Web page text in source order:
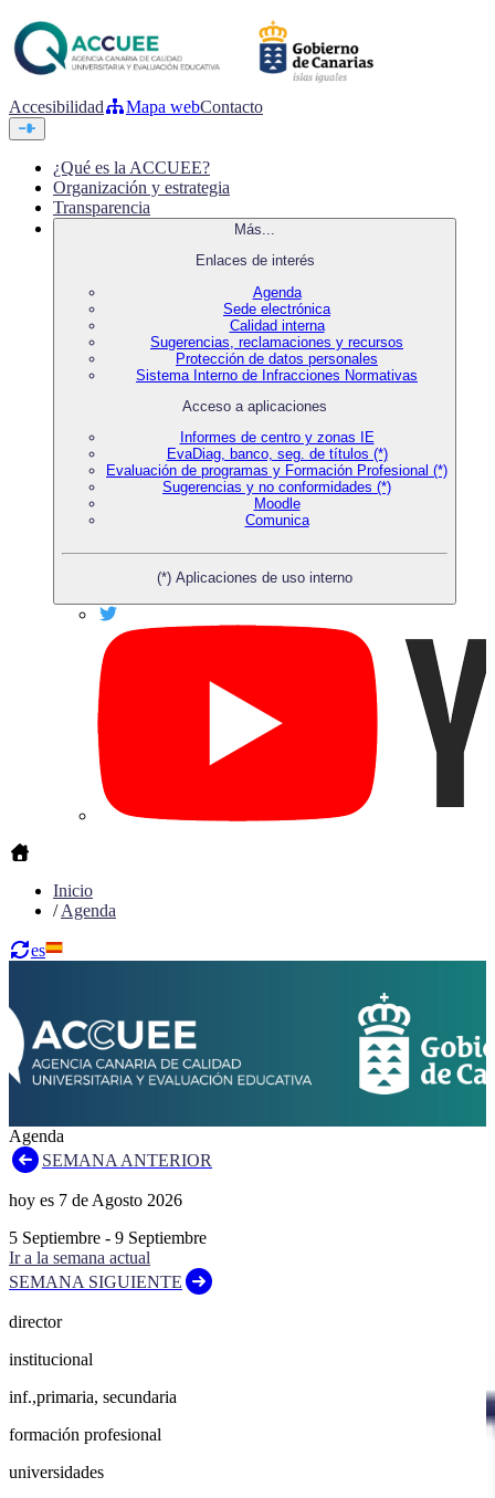
Accesibilidad Mapa webContacto
¿Qué es la ACCUEE?
Organización y estrategia
Transparencia
Más...
Enlaces de interés
Agenda
Sede electrónica
Calidad interna
Sugerencias, reclamaciones y recursos
Protección de datos personales
Sistema Interno de Infracciones Normativas
Acceso a aplicaciones
Informes de centro y zonas IE
EvaDiag, banco, seg. de títulos (*)
Evaluación de programas y Formación Profesional (*)
Sugerencias y no conformidades (*)
Moodle
Comunica
(*) Aplicaciones de uso interno
Inicio
/Agenda
es
Agenda
SEMANA ANTERIOR
hoy es 7 de Agosto 2026
5 Septiembre - 9 Septiembre
Ir a la semana actual
SEMANA SIGUIENTE
director
institucional
inf.,primaria, secundaria
formación profesional
universidades